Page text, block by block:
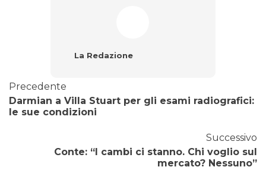
La Redazione
Precedente
Darmian a Villa Stuart per gli esami radiografici:
le sue condizioni
Successivo
Conte: “I cambi ci stanno. Chi voglio sul
mercato? Nessuno”